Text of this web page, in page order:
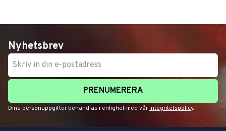
Nyhetsbrev
PRENUMERERA
Dina personuppgifter behandlas i enlighet med vår integritetspolicy.